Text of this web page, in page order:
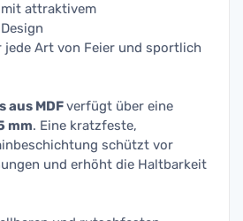
mit attraktivem
Art von Feier und sportlich
aus MDFverfügt über eine
mm. Eine kratzfeste,
schützt vor
und erhöht die Haltbarkeit